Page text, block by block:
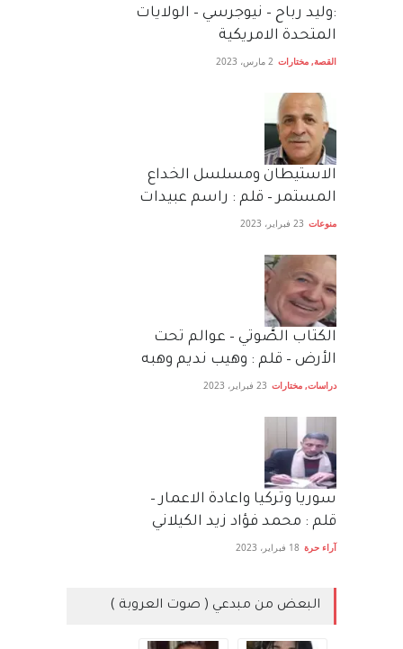
:وليد رباح – نيوجرسي – الولايات
المتحدة الامريكية
القصة, مختارات 2 مارس، 2023
الاستيطان ومسلسل الخداع
المستمر – قلم : راسم عبيدات
منوعات 23 فبراير، 2023
الكتاب الصَّوتي – عوالم تحت
الأرض – قلم : وهيب نديم وهبه
دراسات, مختارات 23 فبراير، 2023
سوريا وتركيا واعادة الاعمار –
قلم : محمد فؤاد زيد الكيلاني
آراء حرة 18 فبراير، 2023
البعض من مبدعي ( صوت العروبة )